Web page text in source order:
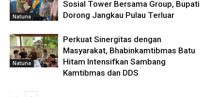
Natuna
Sosial Tower Bersama Group, Bupati
Dorong Jangkau Pulau Terluar
Natuna
Perkuat Sinergitas dengan
Masyarakat, Bhabinkamtibmas Batu
Hitam Intensifkan Sambang
Kamtibmas dan DDS